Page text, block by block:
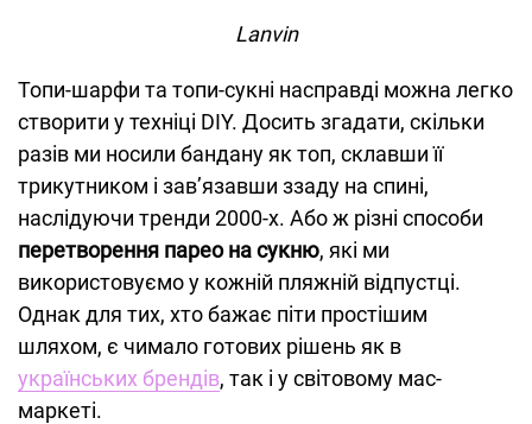
Lanvin
Топи-шарфи та топи-сукні насправді можна легко
створити у техніці DIY. Досить згадати, скільки
разів ми носили бандану як топ, склавши її
трикутником і зав’язавши ззаду на спині,
наслідуючи тренди 2000-х. Або ж різні способи
перетворення парео на сукню, які ми
використовуємо у кожній пляжній відпустці.
Однак для тих, хто бажає піти простішим
шляхом, є чимало готових рішень як в
українських брендів, так і у світовому мас-
маркеті.